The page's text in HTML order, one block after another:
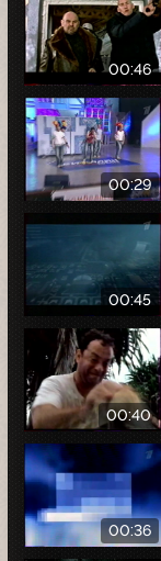
00:46
00:29
00:45
00:40
00:36